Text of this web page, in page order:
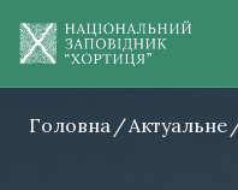
Головна Актуальне